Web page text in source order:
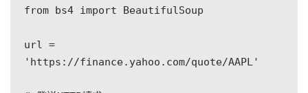
from bs4 import BeautifulSoup
url =
'https://finance.yahoo.com/quote/AAPL'